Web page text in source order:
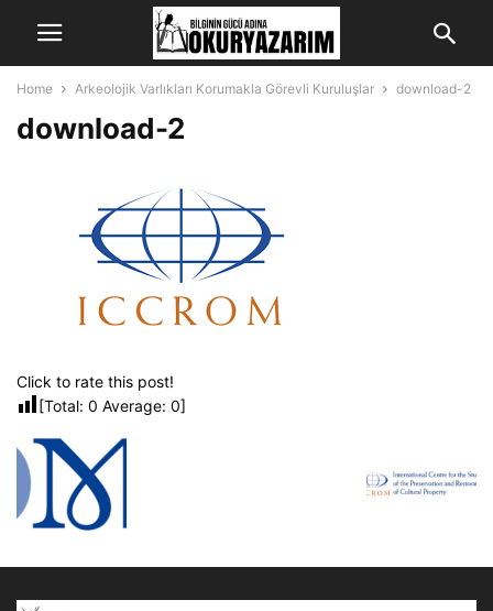
Home Arkeolojik Varlıkları Korumakla Görevli Kuruluşlar download-2
download-2
Click to rate this post!
[Total: 0 Average: 0]